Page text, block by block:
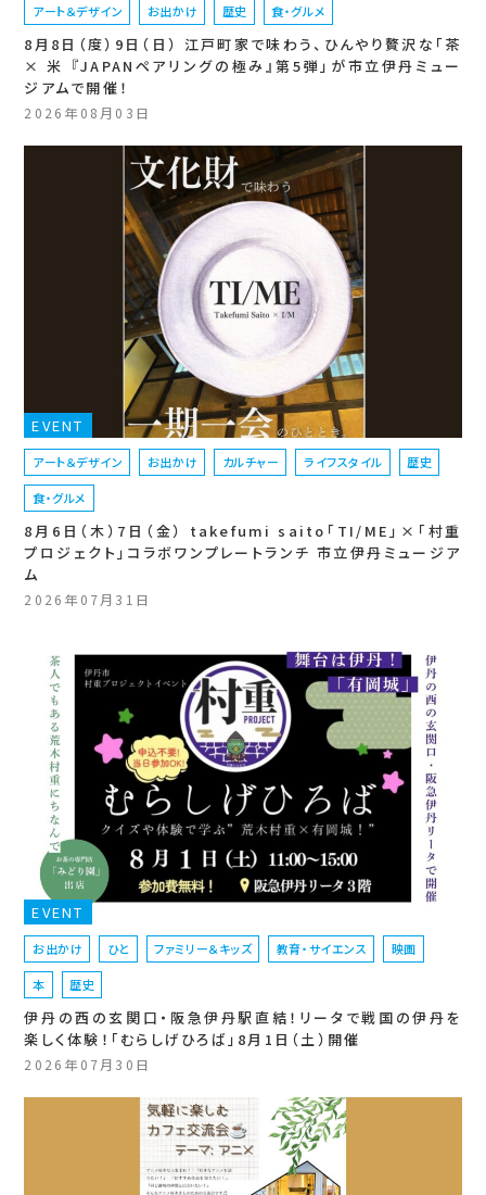
アート＆デザイン お出かけ 歴史 食・グルメ
8月8日（度）9日（日） 江戸町家で味わう、ひんやり贅沢な「茶
× 米 『JAPANペアリングの極み』第5弾」が市立伊丹ミュー
ジアムで開催！
2026年08月03日
EVENT
アート＆デザイン お出かけ カルチャー ライフスタイル 歴史
食・グルメ
8月6日（木）7日（金） takefumi saito「TI/ME」×「村重
プロジェクト」コラボワンプレートランチ 市立伊丹ミュージア
ム
2026年07月31日
EVENT
お出かけ ひと ファミリー＆キッズ 教育・サイエンス 映画
本 歴史
伊丹の西の玄関口・阪急伊丹駅直結！リータで戦国の伊丹を
楽しく体験！「むらしげひろば」8月1日（土）開催
2026年07月30日